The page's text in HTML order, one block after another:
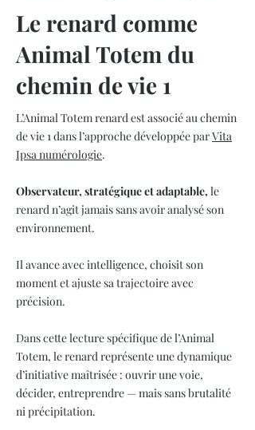
Le renard comme
Animal Totem du
chemin de vie 1
L’Animal Totem renard est associé au chemin
de vie 1 dans l’approche développée parVita
Ipsa numérologie.
Observateur, stratégique et adaptable, le
renard n’agit jamais sans avoir analysé son
environnement.
Il avance avec intelligence, choisit son
moment et ajuste sa trajectoire avec
précision.
Dans cette lecture spécifique de l’Animal
Totem, le renard représente une dynamique
d’initiative maîtrisée : ouvrir une voie,
décider, entreprendre — mais sans brutalité
ni précipitation.